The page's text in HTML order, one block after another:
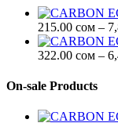
215.00 сом –
322.00 сом –
On-sale Products